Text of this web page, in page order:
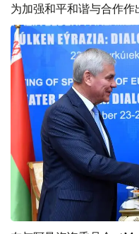
为加强和平和谐与合作作